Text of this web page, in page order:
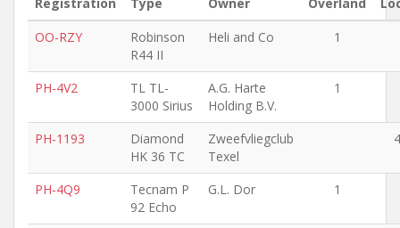
Registration Type Owner Overland
OO-RZY
Robinson
R44 II
Heli and Co 1
PH-4V2
TL TL-
3000 Sirius
A.G. Harte
Holding B.V.
1
PH-1193
Diamond
HK 36 TC
Zweefvliegclub
Texel
4
PH-4Q9
Tecnam P
92 Echo
G.L. Dor 1